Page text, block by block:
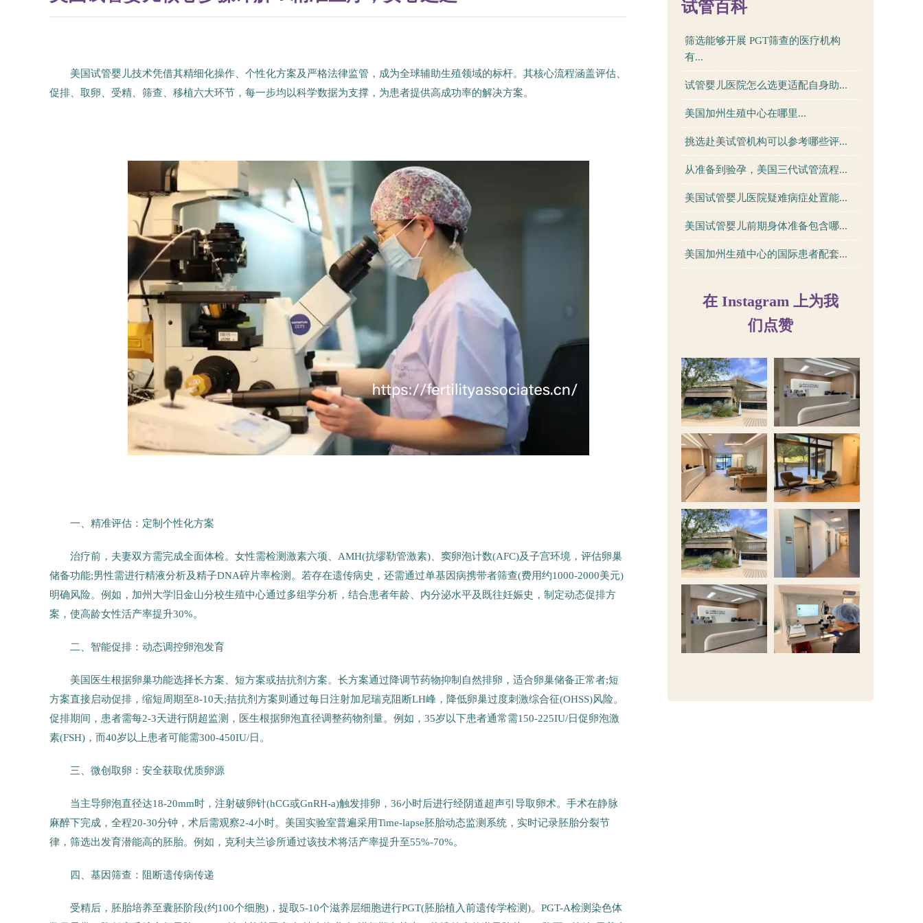
美国试管婴儿技术凭借其精细化操作、个性化方案及严格法律监管，成为全球辅助生殖领域的标杆。其核心流程涵盖评估、
促排、取卵、受精、筛查、移植六大环节，每一步均以科学数据为支撑，为患者提供高成功率的解决方案。
一、精准评估：定制个性化方案
治疗前，夫妻双方需完成全面体检。女性需检测激素六项、AMH(抗缪勒管激素)、窦卵泡计数(AFC)及子宫环境，评估卵巢
储备功能;男性需进行精液分析及精子DNA碎片率检测。若存在遗传病史，还需通过单基因病携带者筛查(费用约1000-2000美元)
明确风险。例如，加州大学旧金山分校生殖中心通过多组学分析，结合患者年龄、内分泌水平及既往妊娠史，制定动态促排方
案，使高龄女性活产率提升30%。
二、智能促排：动态调控卵泡发育
美国医生根据卵巢功能选择长方案、短方案或拮抗剂方案。长方案通过降调节药物抑制自然排卵，适合卵巢储备正常者;短
方案直接启动促排，缩短周期至8-10天;拮抗剂方案则通过每日注射加尼瑞克阻断LH峰，降低卵巢过度刺激综合征(OHSS)风险。
促排期间，患者需每2-3天进行阴超监测，医生根据卵泡直径调整药物剂量。例如，35岁以下患者通常需150-225IU/日促卵泡激
素(FSH)，而40岁以上患者可能需300-450IU/日。
三、微创取卵：安全获取优质卵源
当主导卵泡直径达18-20mm时，注射破卵针(hCG或GnRH-a)触发排卵，36小时后进行经阴道超声引导取卵术。手术在静脉
麻醉下完成，全程20-30分钟，术后需观察2-4小时。美国实验室普遍采用Time-lapse胚胎动态监测系统，实时记录胚胎分裂节
律，筛选出发育潜能高的胚胎。例如，克利夫兰诊所通过该技术将活产率提升至55%-70%。
四、基因筛查：阻断遗传病传递
受精后，胚胎培养至囊胚阶段(约100个细胞)，提取5-10个滋养层细胞进行PGT(胚胎植入前遗传学检测)。PGT-A检测染色体
试管百科
筛选能够开展 PGT筛查的医疗机构
有...
试管婴儿医院怎么选更适配自身助...
美国加州生殖中心在哪里...
挑选赴美试管机构可以参考哪些评...
从准备到验孕，美国三代试管流程...
美国试管婴儿医院疑难病症处置能...
美国试管婴儿前期身体准备包含哪...
美国加州生殖中心的国际患者配套...
在 Instagram 上为我
们点赞